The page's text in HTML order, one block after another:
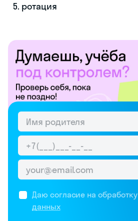
ротация
Даю согласие на обработку
данных